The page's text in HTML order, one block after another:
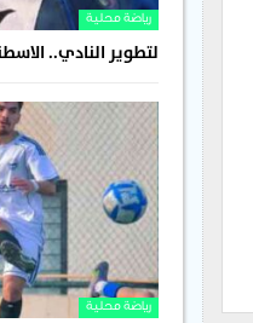
رياضة محلية
لتطوير النادي..
رياضة محلية